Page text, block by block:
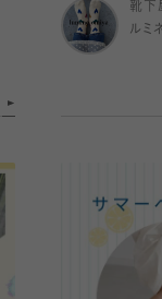
靴下
ルミ